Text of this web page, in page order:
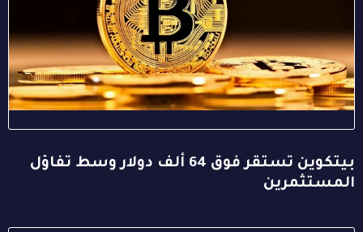
بيتكوين تستقر فوق 64 ألف دولار وسط تفاؤل
المستثمرين